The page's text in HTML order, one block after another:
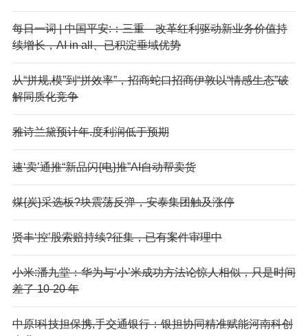
每日一词 | 中国平安:：三重—改革红利驱动新业务价值持
续增长，AI in all、已积淀垂域优势
从“拼规,模”到“拼效率”，招商蛇口招商伊敦以“情感生态”破
解同质化竞争
雅诗兰黛预计年.度利润低于预期
速‘卖’通推“新品闪{电}推”AI自动帮卖货
煤{炭}采选板?块震荡反弹，安泰集团触及涨停
贤丰‘控’股索赔持续?征集，已有案件审理中
小米:潘九堂：华为与‘小’米成功方法论惊人相似，只是时间
差了 10-20 年
中原!科技担保携,手交通银行：银担协同精准赋能河南科创